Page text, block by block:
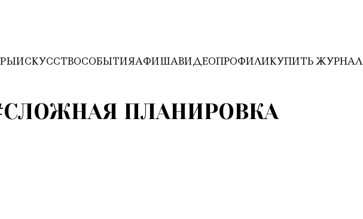
ИСКУССТВОСОБЫТИЯАФИШАВИДЕОПРОФИЛИКУПИТЬ ЖУРНАЛ
ПЛАНИРОВКА